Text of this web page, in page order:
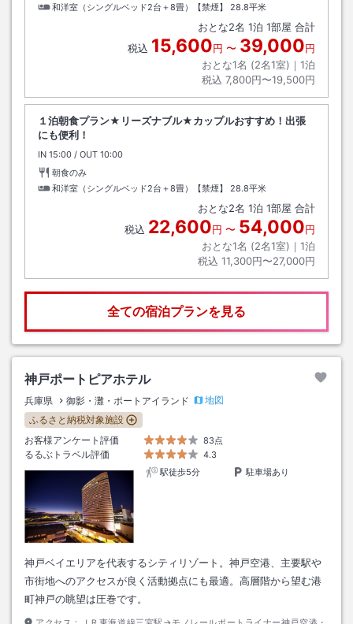
和洋室（シングルベッド2台＋8畳）【禁煙】
28.8平米
おとな2名 1泊 1部屋 合計
税込 15,600円 〜 39,000円
おとな1名 (2名1室)｜ 1泊
税込 7,800円〜19,500円
１泊朝食プラン★リーズナブル★カップルおすすめ！出張
にも便利！
IN チェックイン
15:00 / OUT チェックアウト
10:00
朝食のみ
和洋室（シングルベッド2台＋8畳）【禁煙】
28.8平米
おとな2名 1泊 1部屋 合計
税込 22,600円 〜 54,000円
おとな1名 (2名1室)｜ 1泊
税込 11,300円〜27,000円
全ての宿泊プランを見る
神戸ポートピアホテル
兵庫県 御影・灘・ポートアイランド
地図
ふるさと納税対象施設
お客様アンケート評価
83点
るるぶトラベル評価
4.3
駅徒歩5分
駐車場あり
神戸ベイエリアを代表するシティリゾート。神戸空港、主要駅や
市街地へのアクセスが良く活動拠点にも最適。高層階から望む港
町神戸の眺望は圧巻です。